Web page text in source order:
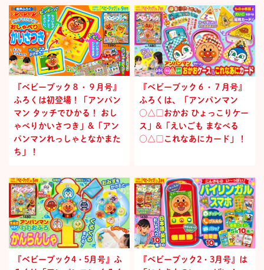
『ベビーブック８・９月号』
ふろくは初登場！「アンパン
マン タッチでひかる！ おし
ゃべりかいさつき」&「アン
パンマンれっしゃとなかまた
ち」！
『ベビーブック６・７月号』
ふろくは、「アンパンマン
○△□おかお ひょっこりケー
ス」&「えいごも まなべる
○△□これなあにカード」！
『ベビーブック4・5月号』ふ
『ベビーブック2・3月号』は